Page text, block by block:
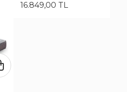
16.849,00 TL